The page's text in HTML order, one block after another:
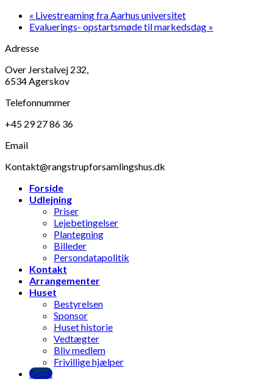
« Livestreaming fra Aarhus universitet
Evaluerings- opstartsmøde til markedsdag »
Adresse
Over Jerstalvej 232,
6534 Agerskov
Telefonnummer
+45 29 27 86 36
Email
Kontakt@rangstrupforsamlingshus.dk
Forside
Udlejning
Priser
Lejebetingelser
Plantegning
Billeder
Persondatapolitik
Kontakt
Arrangementer
Huset
Bestyrelsen
Sponsor
Huset historie
Vedtægter
Bliv medlem
Frivillige hjælper
Butik